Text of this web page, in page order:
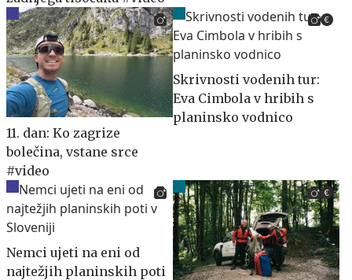
11. dan: Ko zagrize
bolečina, vstane srce
#video
Skrivnosti vodenih tur:
Eva Cimbola v hribih s
planinsko vodnico
Nemci ujeti na eni od
najtežjih planinskih poti